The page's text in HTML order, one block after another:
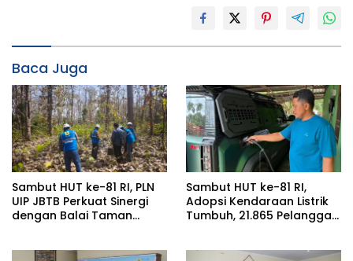
Baca Juga
Sambut HUT ke-81 RI, PLN
UIP JBTB Perkuat Sinergi
dengan Balai Taman
Sambut HUT ke-81 RI,
Adopsi Kendaraan Listrik
Tumbuh, 21.865 Pelanggan